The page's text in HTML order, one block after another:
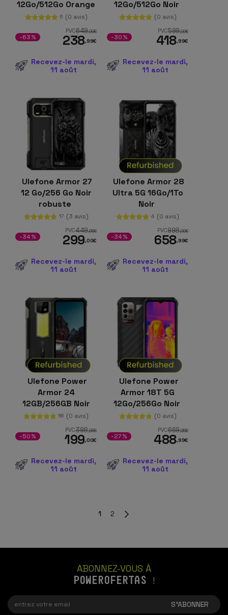
12Go/512Go Orange
robuste
6 (0 avis)
PVC649,99€
238,99€
-63%
Recevez-le mardi,
11 août
12Go/512Go Noir
(0 avis)
PVC599,99€
418,99€
-30%
Recevez-le mardi,
11 août
Ulefone Armor 27
12 Go/256 Go Noir
robuste
17 (3 avis)
PVC449,95€
299,00€
-34%
Recevez-le mardi,
11 août
Ulefone Armor 28
Ultra 5G 16Go/1To
Noir
4 (0 avis)
PVC998,99€
658,99€
-34%
Recevez-le mardi,
11 août
Ulefone Power
Armor 24
12GB/256GB Noir
rugged
56 (0 avis)
PVC398,95€
199,00€
-50%
Recevez-le mardi,
11 août
Ulefone Power
Armor 18T 5G
12Go/256Go Noir
(0 avis)
PVC669,95€
488,99€
-27%
Recevez-le mardi,
11 août
1 2
ABONNEZ-VOUS À
POWEROFERTAS !